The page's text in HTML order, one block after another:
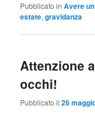
Pubblicato in Avere
estate,gravidanza
Attenzione
occhi!
Pubblicato il26